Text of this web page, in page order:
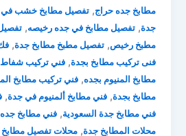
مطابخ جده حراج,تفصيل مطابخ خشب في
جدة,تفصيل مطابخ في جده رخيصه,
مطبخ رخيص,تفصيل مطبخ مطابخ جدة,
فنى تركيب مطابخ بجدة,فني تركيب
مطابخ المنيوم بجده,فني تركيب مطابخ
مطابخ بجدة,فني مطابخ ألمنيوم في جدة,
فني مطابخ جدة السعودية,فني مطابخ جده
محلات المطابخ جدة,محلات تفصيل